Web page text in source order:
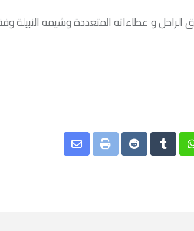
و عطاءاته المتعددة وشيمه النبيلة
Whatsapp
Tumblr
Reddit
Print
Share